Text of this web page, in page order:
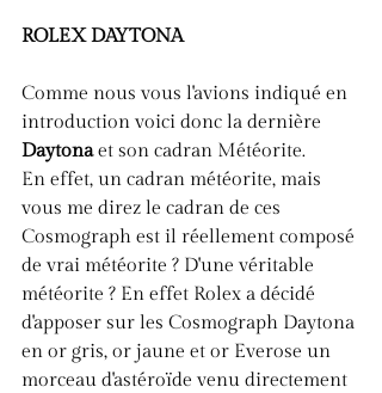
ROLEX DAYTONA
Comme nous vous l'avions indiqué en
introduction voici donc la dernière
Daytona et son cadran Météorite.
En effet, un cadran météorite, mais
vous me direz le cadran de ces
Cosmograph est il réellement composé
de vrai météorite ? D'une véritable
météorite ? En effet Rolex a décidé
d'apposer sur les Cosmograph Daytona
en or gris, or jaune et or Everose un
morceau d'astéroïde venu directement